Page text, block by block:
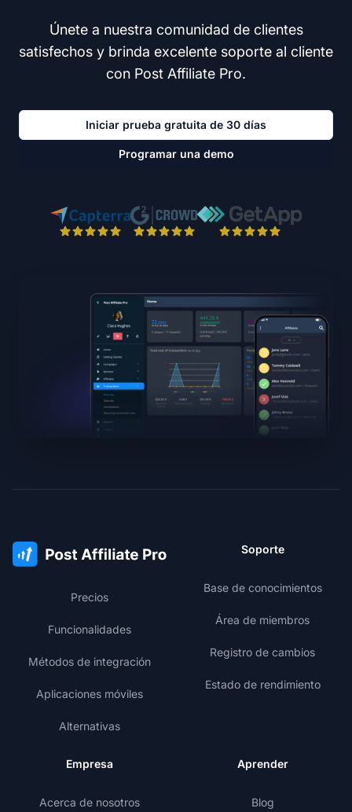
Únete a nuestra comunidad de clientes
satisfechos y brinda excelente soporte al cliente
con Post Affiliate Pro.
Iniciar prueba gratuita de 30 días
Programar una demo
Precios
Funcionalidades
Métodos de integración
Aplicaciones móviles
Alternativas
Soporte
Base de conocimientos
Área de miembros
Registro de cambios
Estado de rendimiento
Empresa
Acerca de nosotros
Aprender
Blog